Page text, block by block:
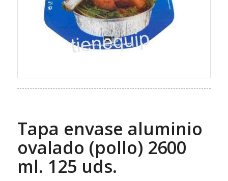
Tapa envase aluminio
ovalado (pollo) 2600
ml. 125 uds.